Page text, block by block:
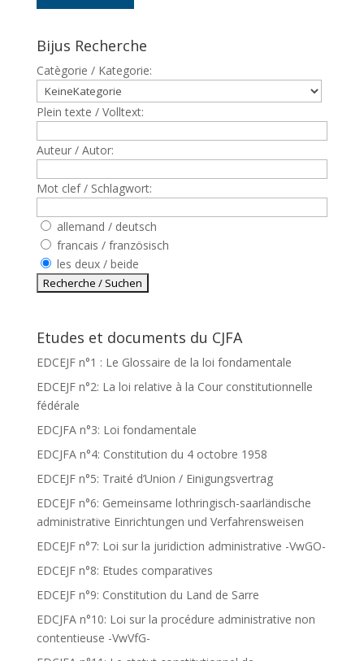
Bijus Recherche
Catègorie / Kategorie:
Plein texte / Volltext:
Auteur / Autor:
Mot clef / Schlagwort:
allemand / deutsch
francais / französisch
les deux / beide
Etudes et documents du CJFA
EDCEJF n°1 : Le Glossaire de la loi fondamentale
EDCEJF n°2: La loi relative à la Cour constitutionnelle
fédérale
EDCJFA n°3: Loi fondamentale
EDCJFA n°4: Constitution du 4 octobre 1958
EDCEJF n°5: Traité d’Union / Einigungsvertrag
EDCEJF n°6: Gemeinsame lothringisch-saarländische
administrative Einrichtungen und Verfahrensweisen
EDCEJF n°7: Loi sur la juridiction administrative -VwGO-
EDCEJF n°8: Etudes comparatives
EDCEJF n°9: Constitution du Land de Sarre
EDCJFA n°10: Loi sur la procédure administrative non
contentieuse -VwVfG-